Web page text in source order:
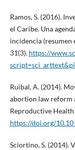
Ramos, S. (2016).
el Caribe. Una
incidencia (resumen
31(3). https://
Ruibal, A. (2014).
abortion law reform
Reproductive
https://doi.org/
Sciortino, S. (2014).